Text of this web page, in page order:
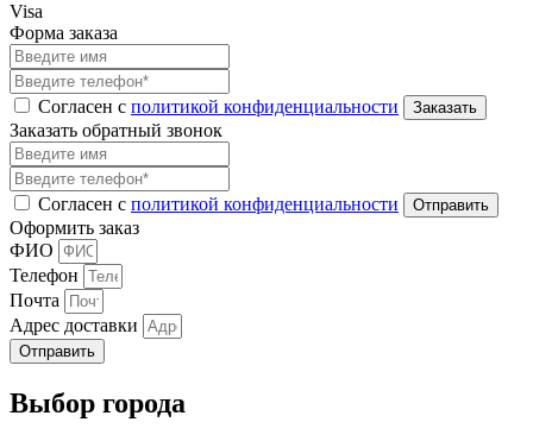
Visa
Форма заказа
Согласен с политикой конфиденциальности
Заказать обратный звонок
Согласен с политикой конфиденциальности
Оформить заказ
ФИО
Телефон
Почта
Адрес доставки
Отправить
Выбор города